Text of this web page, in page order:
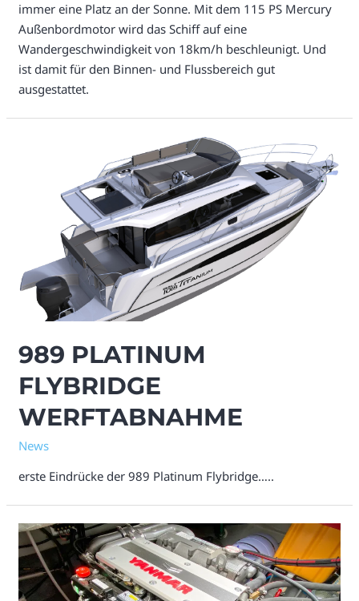
immer eine Platz an der Sonne. Mit dem 115 PS Mercury
Außenbordmotor wird das Schiff auf eine
Wandergeschwindigkeit von 18km/h beschleunigt. Und
ist damit für den Binnen- und Flussbereich gut
ausgestattet.
989 PLATINUM
FLYBRIDGE
WERFTABNAHME
News
erste Eindrücke der 989 Platinum Flybridge…..